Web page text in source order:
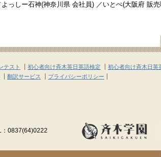
っしー石神(神奈川県 会社員) ／いとぺ(大阪府 販売
テスト 初心者向け斉木英日英語検定 初心者向け斉木日英
翻訳サービス プライバシーポリシー
0837(64)0222